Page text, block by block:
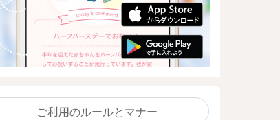
ご利用のルールとマナー